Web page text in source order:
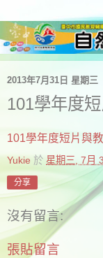
2013年7月31日 星期三
101學年度
101學年度短片與
Yukie 於 星期三, 7月
分享
沒有留言:
張貼留言